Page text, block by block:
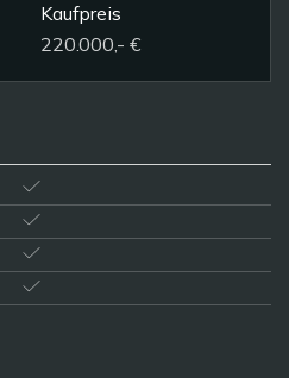
Kaufpreis
220.000,- €